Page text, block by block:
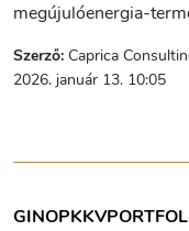
megújulóenergia-
Szerző: Caprica
2026. január 13. 10:05
GINOPKKV